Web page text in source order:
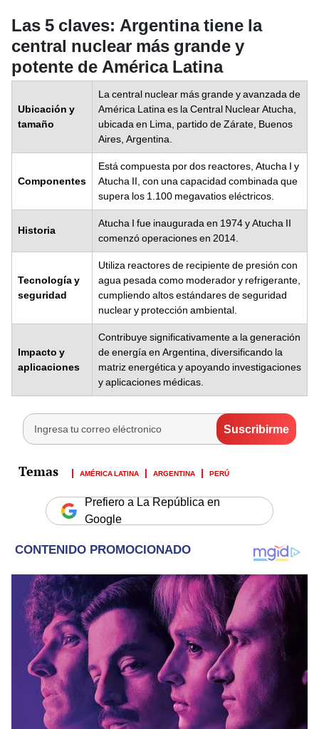
Las 5 claves: Argentina tiene la
central nuclear más grande y
potente de América Latina
Ubicación y
tamaño
La central nuclear más grande y avanzada de
América Latina es la Central Nuclear Atucha,
ubicada en Lima, partido de Zárate, Buenos
Aires, Argentina.
Componentes
Está compuesta por dos reactores, Atucha I y
Atucha II, con una capacidad combinada que
supera los 1.100 megavatios eléctricos.
Historia
Atucha I fue inaugurada en 1974 y Atucha II
comenzó operaciones en 2014.
Tecnología y
seguridad
Utiliza reactores de recipiente de presión con
agua pesada como moderador y refrigerante,
cumpliendo altos estándares de seguridad
nuclear y protección ambiental.
Impacto y
aplicaciones
Contribuye significativamente a la generación
de energía en Argentina, diversificando la
matriz energética y apoyando investigaciones
y aplicaciones médicas.
AMÉRICA LATINA ARGENTINA PERÚ
Prefiero a La República en
Google